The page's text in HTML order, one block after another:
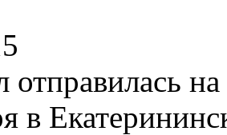
отправилась
в